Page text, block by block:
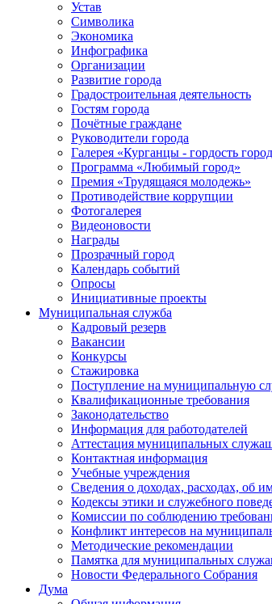
Устав
Символика
Экономика
Инфографика
Организации
Развитие города
Градостроительная деятельность
Гостям города
Почётные граждане
Руководители города
Галерея «Курганцы - гордость
Программа «Любимый город»
Премия «Трудящаяся молодежь»
Противодействие коррупции
Фотогалерея
Видеоновости
Награды
Прозрачный город
Календарь событий
Опросы
Инициативные проекты
Муниципальная служба
Кадровый резерв
Вакансии
Конкурсы
Стажировка
Поступление на муниципальную
Квалификационные требования
Законодательство
Информация для работодателей
Аттестация муниципальных
Контактная информация
Учебные учреждения
Сведения о доходах, расходах, об
Кодексы этики и служебного
Комиссии по соблюдению
Конфликт интересов на
Методические рекомендации
Памятка для муниципальных
Новости Федерального Cобрания
Дума